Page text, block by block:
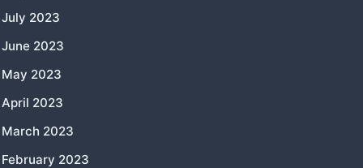
July 2023
June 2023
May 2023
April 2023
March 2023
February 2023